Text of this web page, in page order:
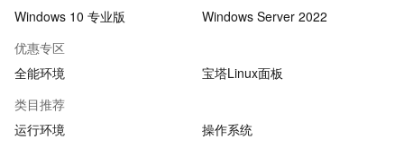
Windows 10 专业版
Windows Server 2022
优惠专区
全能环境
宝塔Linux面板
类目推荐
运行环境
操作系统